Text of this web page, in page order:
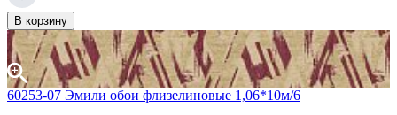
В корзину
60253-07 Эмили обои флизелиновые 1,06*10м/6